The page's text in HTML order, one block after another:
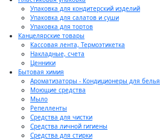
Упаковка для кондитерский изделий
Упаковка для салатов и суши
Упаковка для тортов
Канцелярские товары
Кассовая лента, Термоэтикетка
Накладные, счета
Ценники
Бытовая химия
Ароматизаторы - Кондиционеры для белья
Моющие средства
Мыло
Репелленты
Средства для чистки
Средства личной гигиены
Средства для стирки